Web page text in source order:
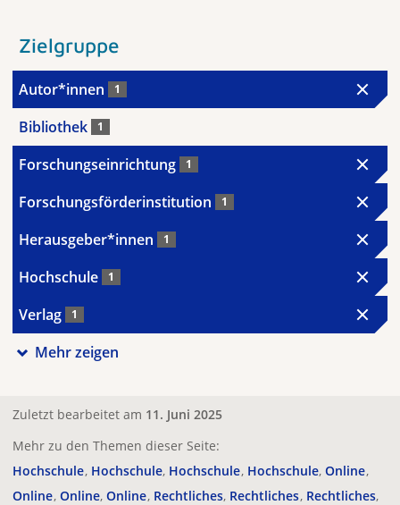
Zielgruppe
Autor*innen 1
Bibliothek 1
Forschungseinrichtung 1
Forschungsförderinstitution 1
Herausgeber*innen 1
Hochschule 1
Verlag 1
Mehr zeigen
Zuletzt bearbeitet am 11. Juni 2025
Mehr zu den Themen dieser Seite:
Hochschule Hochschule Hochschule Hochschule Online
Online Online Online Rechtliches Rechtliches Rechtliches